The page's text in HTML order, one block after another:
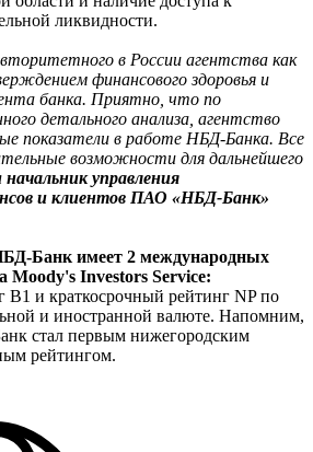
ликвидности.
в России агентства как
финансового здоровья и
банка. Приятно, что по
детального анализа, агентство
показатели в работе НБД-Банка. Все
возможности для дальнейшего
начальник управления
и клиентов ПАО «НБД-Банк»
Банк имеет 2 международных
Moody's Investors Service:
B1 и краткосрочный рейтинг NP по
и иностранной валюте. Напомним,
стал первым нижегородским
рейтингом.